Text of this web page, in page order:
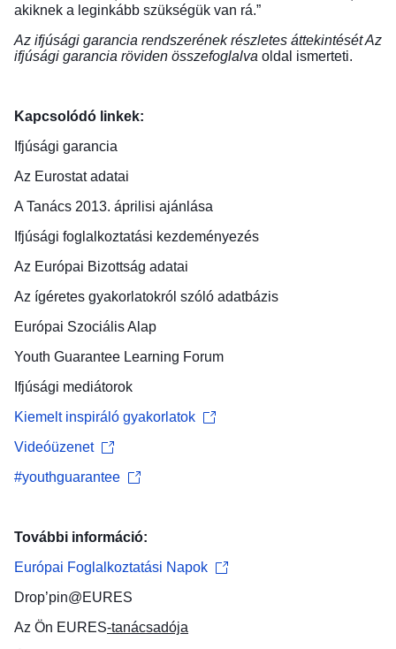
akiknek a leginkább szükségük van rá.”
Az ifjúsági garancia rendszerének részletes áttekintésétAz
ifjúsági garancia röviden összefoglalva oldal ismerteti.
Kapcsolódó linkek:
Ifjúsági garancia
Az Eurostat adatai
A Tanács 2013. áprilisi ajánlása
Ifjúsági foglalkoztatási kezdeményezés
Az Európai Bizottság adatai
Az ígéretes gyakorlatokról szóló adatbázis
Európai Szociális Alap
Youth Guarantee Learning Forum
Ifjúsági mediátorok
Kiemelt inspiráló gyakorlatok
Videóüzenet
‪#youthguarantee
További információ:
Európai Foglalkoztatási Napok
Drop’pin@EURES
Az Ön EURES-tanácsadója